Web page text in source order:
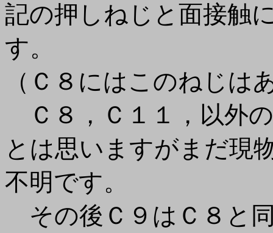
記の押しねじと面接触
す。
（Ｃ８にはこのねじは
Ｃ８，Ｃ１１，以外
とは思いますがまだ現
不明です。
その後Ｃ９はＣ８と